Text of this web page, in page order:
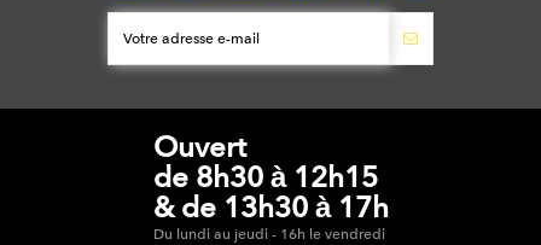
Ouvert
de 8h30 à 12h15
& de 13h30 à 17h
Du lundi au jeudi - 16h le vendredi